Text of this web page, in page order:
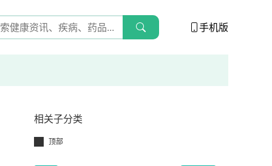
手机版
相关子分类
顶部